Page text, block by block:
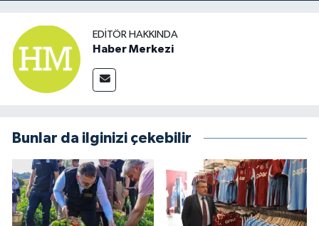
EDITÖR HAKKINDA
Haber Merkezi
Bunlar da ilginizi çekebilir